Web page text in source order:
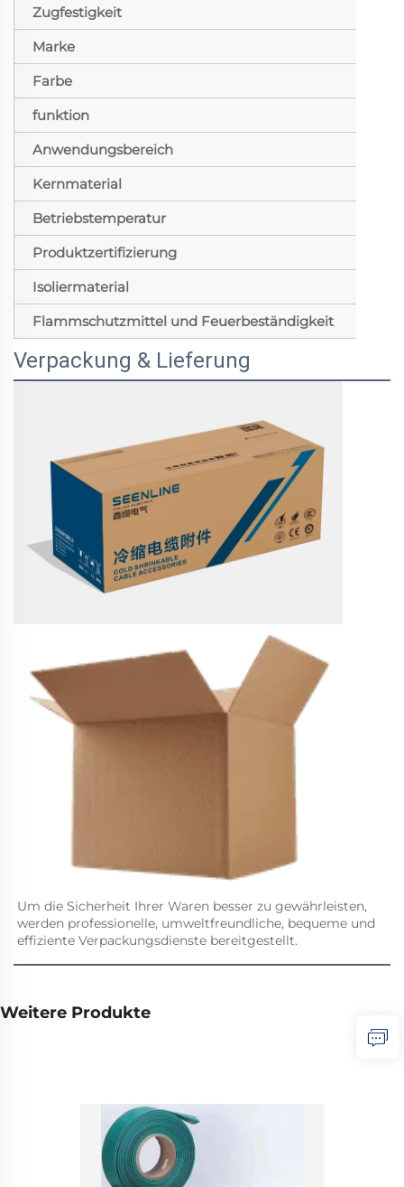
Zugfestigkeit
Marke
Farbe
funktion
Anwendungsbereich
Kernmaterial
Betriebstemperatur
Produktzertifizierung
Isoliermaterial
Flammschutzmittel und Feuerbeständigkeit
Verpackung & Lieferung
Um die Sicherheit Ihrer Waren besser zu gewährleisten,
werden professionelle, umweltfreundliche, bequeme und
effiziente Verpackungsdienste bereitgestellt.
Weitere Produkte